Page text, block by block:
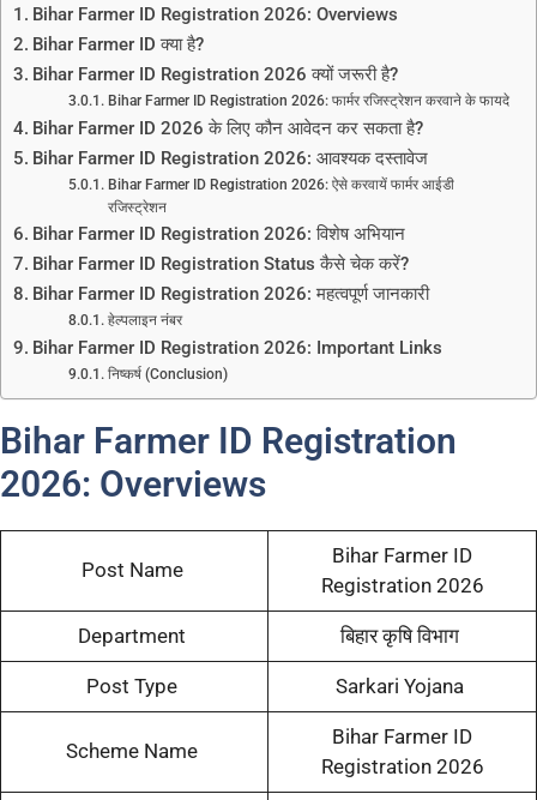
Bihar Farmer ID Registration 2026: Overviews
Bihar Farmer ID क्या है?
Bihar Farmer ID Registration 2026 क्यों जरूरी है?
Bihar Farmer ID Registration 2026: फार्मर रजिस्ट्रेशन करवाने के फायदे
Bihar Farmer ID 2026 के लिए कौन आवेदन कर सकता है?
Bihar Farmer ID Registration 2026: आवश्यक दस्तावेज
Bihar Farmer ID Registration 2026: ऐसे करवायें फार्मर आईडी
रजिस्ट्रेशन
Bihar Farmer ID Registration 2026: विशेष अभियान
Bihar Farmer ID Registration Status कैसे चेक करें?
Bihar Farmer ID Registration 2026: महत्वपूर्ण जानकारी
हेल्पलाइन नंबर
Bihar Farmer ID Registration 2026: Important Links
निष्कर्ष (Conclusion)
Bihar Farmer ID Registration
2026: Overviews
Post Name
Bihar Farmer ID
Registration 2026
Department बिहार कृषि विभाग
Post Type Sarkari Yojana
Scheme Name
Bihar Farmer ID
Registration 2026